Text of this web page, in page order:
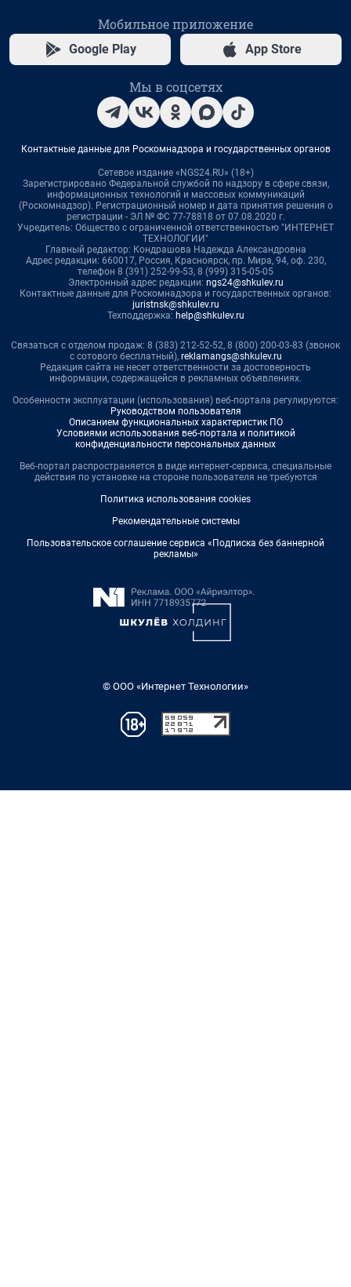
Мобильное приложение
Google Play App Store
Мы в соцсетях
Контактные данные для Роскомнадзора и государственных органов
Сетевое издание «NGS24.RU» (18+)
Зарегистрировано Федеральной службой по надзору в сфере связи,
информационных технологий и массовых коммуникаций
(Роскомнадзор). Регистрационный номер и дата принятия решения о
регистрации - ЭЛ № ФС 77-78818 от 07.08.2020 г.
Учредитель: Общество с ограниченной ответственностью "ИНТЕРНЕТ
ТЕХНОЛОГИИ"
Главный редактор: Кондрашова Надежда Александровна
Адрес редакции: 660017, Россия, Красноярск, пр. Мира, 94, оф. 230,
телефон 8 (391) 252-99-53, 8 (999) 315-05-05
Электронный адрес редакции: ngs24@shkulev.ru
Контактные данные для Роскомнадзора и государственных органов:
juristnsk@shkulev.ru
Техподдержка: help@shkulev.ru
Связаться с отделом продаж: 8 (383) 212-52-52, 8 (800) 200-03-83 (звонок
с сотового бесплатный), reklamangs@shkulev.ru
Редакция сайта не несет ответственности за достоверность
информации, содержащейся в рекламных объявлениях.
Особенности эксплуатации (использования) веб-портала регулируются:
Руководством пользователя
Описанием функциональных характеристик ПО
Условиями использования веб-портала и политикой
конфиденциальности персональных данных
Веб-портал распространяется в виде интернет-сервиса, специальные
действия по установке на стороне пользователя не требуются
Политика использования cookies
Рекомендательные системы
Пользовательское соглашение сервиса «Подписка без баннерной
рекламы»
© ООО «Интернет Технологии»